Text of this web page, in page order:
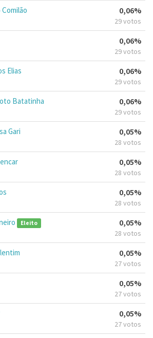
0,06%
29 votos
0,06%
29 votos
Elias 0,06%
29 votos
Batatinha 0,06%
29 votos
Gari 0,05%
28 votos
0,05%
28 votos
0,05%
28 votos
Eleito 0,05%
28 votos
0,05%
27 votos
0,05%
27 votos
0,05%
27 votos